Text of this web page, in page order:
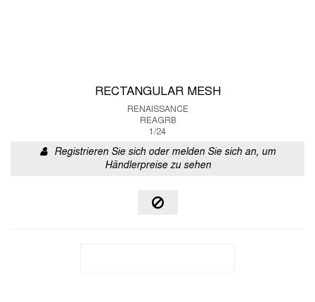
RECTANGULAR MESH
RENAISSANCE
REAGRB
1/24
Registrieren Sie sich oder melden Sie sich an, um
Händlerpreise zu sehen